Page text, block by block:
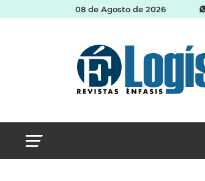
08 de Agosto de 2026